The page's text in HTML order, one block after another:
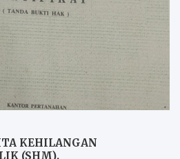
KEHILANGAN
(SHM).